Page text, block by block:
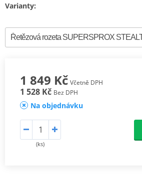
Varianty:
1 849 Kč Včetně DPH
1 528 Kč Bez DPH
Na objednávku
(ks)